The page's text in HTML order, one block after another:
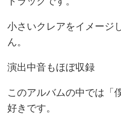
小さいクレアをイメージ
ん。
演出中音もほぼ収録
このアルバムの中では「
好きです。